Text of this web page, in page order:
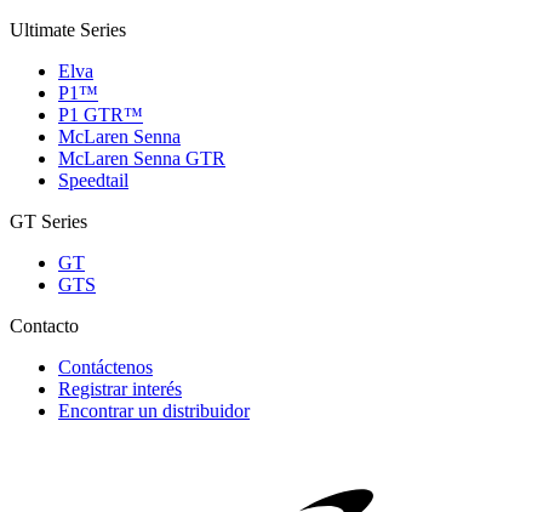
Ultimate Series
Elva
P1™
P1 GTR™
McLaren Senna
McLaren Senna GTR
Speedtail
GT Series
GT
GTS
Contacto
Contáctenos
Registrar interés
Encontrar un distribuidor